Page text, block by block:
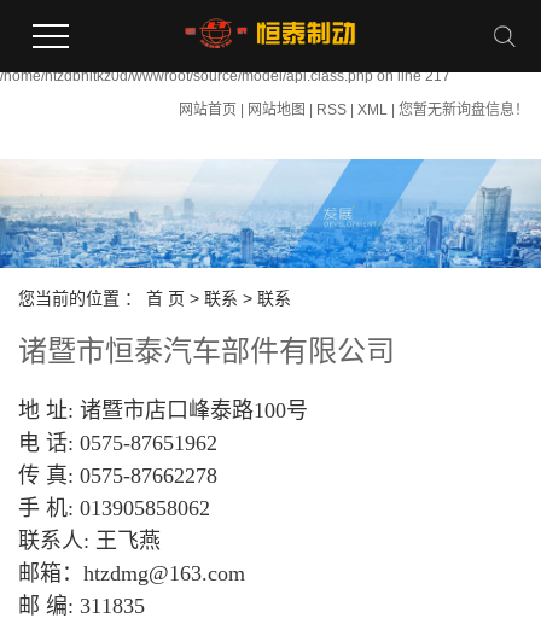
file_put_contents(/home/htzdbhltkz0d/wwwroot/source/cache/license_cache.php):
/home/htzdbhltkz0d/wwwroot/source/model/api.class.php on line 217
网站首页
网站地图 RSS XML 您暂无新询盘信息！
您当前的位置 ： 首 页 > 联系 > 联系
诸暨市恒泰汽车部件有限公司
地 址: 诸暨市店口峰泰路100号
电 话: 0575-87651962
传 真: 0575-87662278
手 机: 013905858062
联系人: 王飞燕
邮箱：htzdmg@163.com
邮 编: 311835